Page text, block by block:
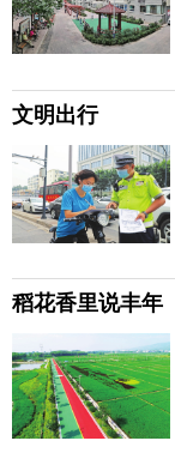
文明出行
稻花香里说丰年